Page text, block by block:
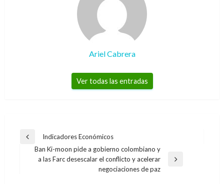
Ariel Cabrera
Ver todas las entradas
Navegación
entradas
Entrada
anterior
Indicadores Económicos
Entrada
Ban Ki-moon pide a gobierno colombiano y
a las Farc desescalar el conflicto y acelerar
negociaciones de paz